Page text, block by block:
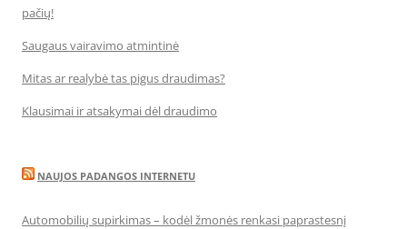
pačių!
Saugaus vairavimo atmintinė
Mitas ar realybė tas pigus draudimas?
Klausimai ir atsakymai dėl draudimo
NAUJOS PADANGOS INTERNETU
Automobilių supirkimas – kodėl žmonės renkasi paprastesnį